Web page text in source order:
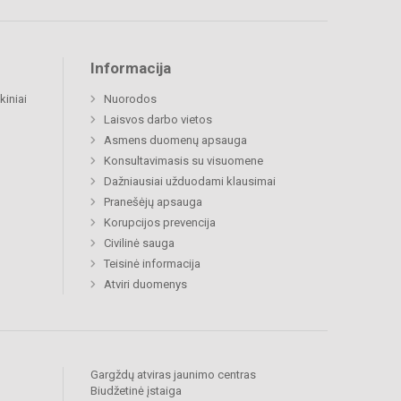
Informacija
Nuorodos
Laisvos darbo vietos
Asmens duomenų apsauga
Konsultavimasis su visuomene
Dažniausiai užduodami klausimai
Pranešėjų apsauga
Korupcijos prevencija
Civilinė sauga
Teisinė informacija
Atviri duomenys
Gargždų atviras jaunimo centras
Biudžetinė įstaiga